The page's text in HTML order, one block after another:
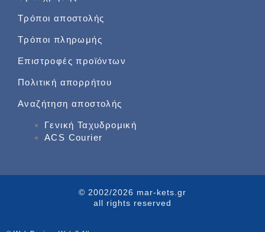
Τρόποι αποστολής
Τρόποι πληρωμής
Επιστροφές προϊόντων
Πολιτική απορρήτου
Αναζήτηση αποστολής
Γενική Ταχυδρομική
ACS Courier
© 2002/2026 mar-kets.gr
all rights reserved